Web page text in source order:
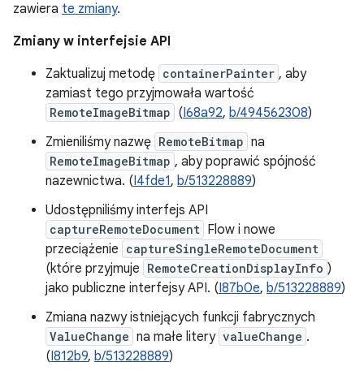
zawiera te zmiany.
Zmiany w interfejsie API
Zaktualizuj metodę containerPainter , aby
zamiast tego przyjmowała wartość
RemoteImageBitmap (I68a92, b/494562308)
Zmieniliśmy nazwę RemoteBitmap na
RemoteImageBitmap , aby poprawić spójność
nazewnictwa. (I4fde1, b/513228889)
Udostępniliśmy interfejs API
captureRemoteDocument Flow i nowe
przeciążenie captureSingleRemoteDocument
(które przyjmuje RemoteCreationDisplayInfo )
jako publiczne interfejsy API. (I87b0e, b/513228889)
Zmiana nazwy istniejących funkcji fabrycznych
ValueChange na małe litery valueChange .
(I812b9, b/513228889)